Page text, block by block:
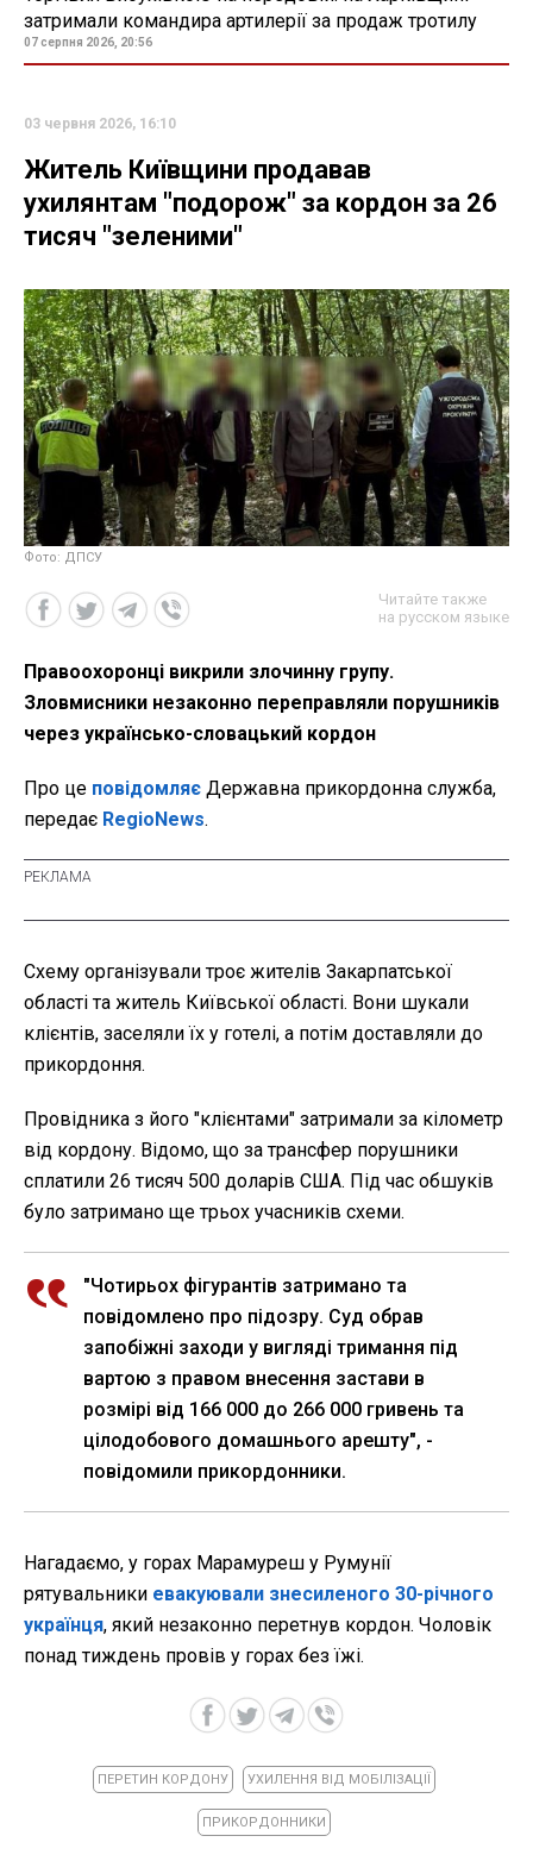
затримали командира артилерії за продаж тротилу
07 серпня 2026, 20:56
03 червня 2026, 16:10
Житель Київщини продавав
ухилянтам "подорож" за кордон за 26
тисяч "зеленими"
Фото: ДПСУ
Читайте также
на русском языке
Правоохоронці викрили злочинну групу.
Зловмисники незаконно переправляли порушників
через українсько-словацький кордон
Про це повідомляє Державна прикордонна служба,
передає RegioNews.
Схему організували троє жителів Закарпатської
області та житель Київської області. Вони шукали
клієнтів, заселяли їх у готелі, а потім доставляли до
прикордоння.
Провідника з його "клієнтами" затримали за кілометр
від кордону. Відомо, що за трансфер порушники
сплатили 26 тисяч 500 доларів США. Під час обшуків
було затримано ще трьох учасників схеми.
"Чотирьох фігурантів затримано та
повідомлено про підозру. Суд обрав
запобіжні заходи у вигляді тримання під
вартою з правом внесення застави в
розмірі від 166 000 до 266 000 гривень та
цілодобового домашнього арешту", -
повідомили прикордонники.
Нагадаємо, у горах Марамуреш у Румунії
рятувальники евакуювали знесиленого 30-річного
українця, який незаконно перетнув кордон. Чоловік
понад тиждень провів у горах без їжі.
ПЕРЕТИН КОРДОНУ УХИЛЕННЯ ВІД МОБІЛІЗАЦІЇ
ПРИКОРДОННИКИ